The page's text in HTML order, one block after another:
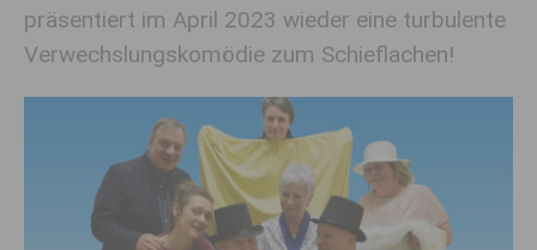
präsentiert im April 2023 wieder eine turbulente
Verwechslungskomödie zum Schieflachen!